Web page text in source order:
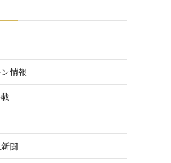
情報
聞